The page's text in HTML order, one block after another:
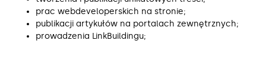
prac webdeveloperskich na stronie;
publikacji artykułów na portalach zewnętrznych;
prowadzenia LinkBuildingu;